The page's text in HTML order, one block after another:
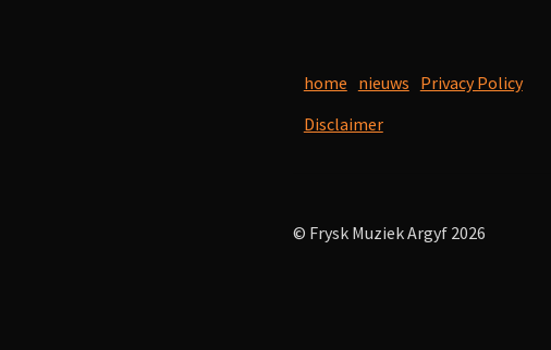
home nieuws Privacy Policy
Disclaimer
© Frysk Muziek Argyf 2026